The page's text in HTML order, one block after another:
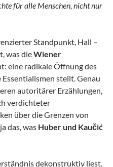
für alle Menschen, nicht nur
Standpunkt, Hall –
was dieWiener
eine radikale Öffnung des
Essentialismen stellt. Genau
autoritärer Erzählungen,
verdichteter
über die Grenzen von
das, was Huber und Kaučić
dekonstruktiv liest,